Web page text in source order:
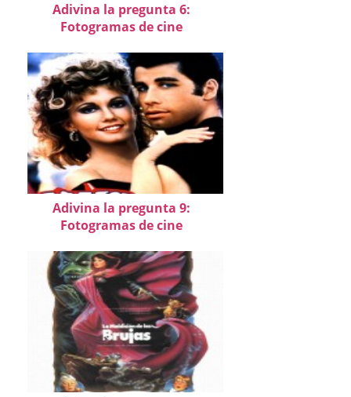
Adivina la pregunta 6:
Fotogramas de cine
Adivina la pregunta 9:
Fotogramas de cine